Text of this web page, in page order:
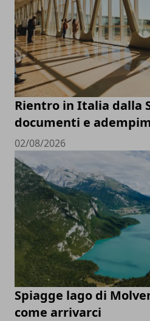
Rientro in Italia dalla
documenti e
02/08/2026
Spiagge lago di
come arrivarci